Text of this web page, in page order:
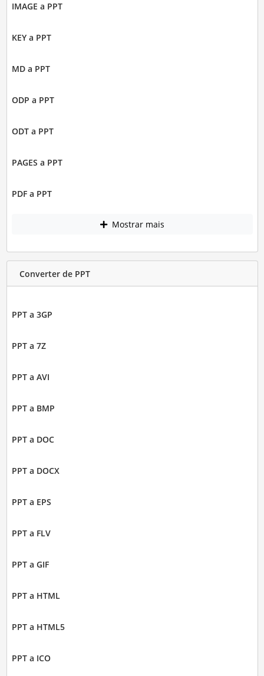
IMAGE a PPT
KEY a PPT
MD a PPT
ODP a PPT
ODT a PPT
PAGES a PPT
PDF a PPT
Mostrar mais
Converter de PPT
PPT a 3GP
PPT a 7Z
PPT a AVI
PPT a BMP
PPT a DOC
PPT a DOCX
PPT a EPS
PPT a FLV
PPT a GIF
PPT a HTML
PPT a HTML5
PPT a ICO